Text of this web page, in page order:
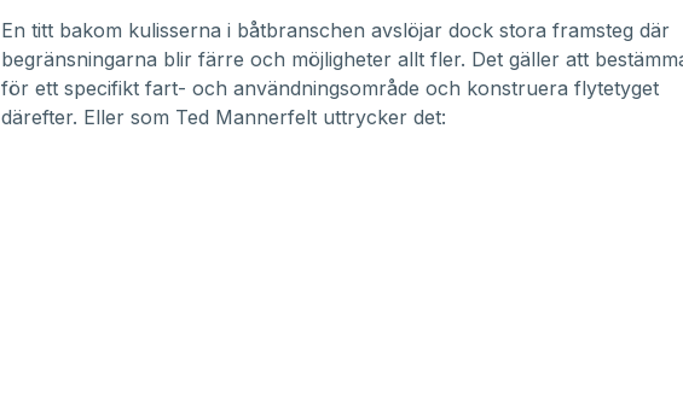
En titt bakom kulisserna i båtbranschen avslöjar dock stora framsteg där
begränsningarna blir färre och möjligheter allt fler. Det gäller att
för ett specifikt fart- och användningsområde och konstruera flytetyget
därefter. Eller som Ted Mannerfelt uttrycker det: